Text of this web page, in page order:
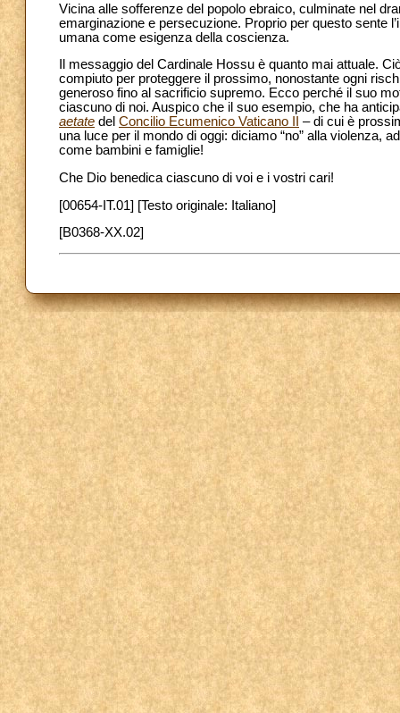
Vicina alle sofferenze del popolo ebraico, culminate nel
emarginazione e persecuzione. Proprio per questo sente
umana come esigenza della coscienza.
Il messaggio del Cardinale Hossu è quanto mai attuale.
compiuto per proteggere il prossimo, nonostante ogni
generoso fino al sacrificio supremo. Ecco perché il suo
ciascuno di noi. Auspico che il suo esempio, che ha
aetate del Concilio Ecumenico Vaticano II
– di cui è
una luce per il mondo di oggi: diciamo “no” alla violenza,
come bambini e famiglie!
Che Dio benedica ciascuno di voi e i vostri cari!
[00654-IT.01] [Testo originale: Italiano]
[B0368-XX.02]